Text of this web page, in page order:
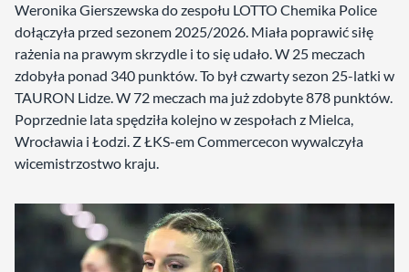
Weronika Gierszewska do zespołu LOTTO Chemika Police
dołączyła przed sezonem 2025/2026. Miała poprawić siłę
rażenia na prawym skrzydle i to się udało. W 25 meczach
zdobyła ponad 340 punktów. To był czwarty sezon 25-latki w
TAURON Lidze. W 72 meczach ma już zdobyte 878 punktów.
Poprzednie lata spędziła kolejno w zespołach z Mielca,
Wrocławia i Łodzi. Z ŁKS-em Commercecon wywalczyła
wicemistrzostwo kraju.